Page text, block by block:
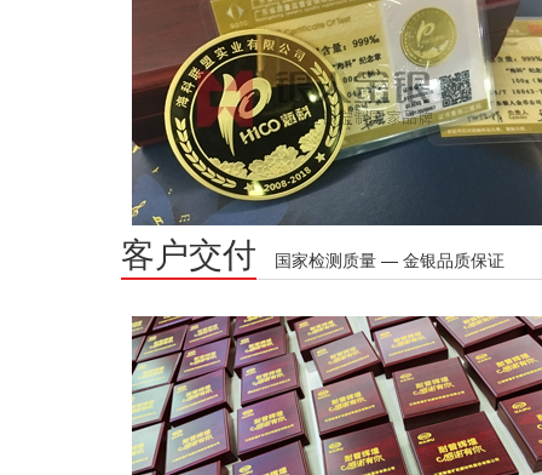
客户交付 国家检测质量 — 金银品质保证